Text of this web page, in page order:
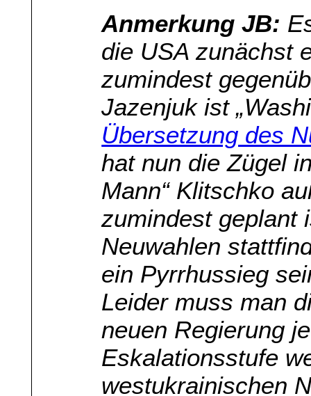
Anmerkung JB:
die USA zunächst
zumindest
Jazenjuk ist
Übersetzung des
hat nun die Zügel
Mann“ Klitschko
zumindest geplant
Neuwahlen
ein Pyrrhussieg
Leider muss man
neuen Regierung
Eskalationsstufe
westukrainischen